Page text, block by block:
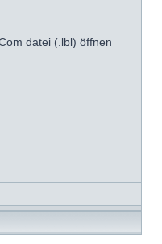
datei (.lbl) öffnen